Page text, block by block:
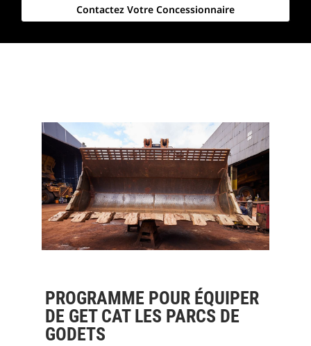
Contactez Votre Concessionnaire
PROGRAMME POUR ÉQUIPER
DE GET CAT LES PARCS DE
GODETS